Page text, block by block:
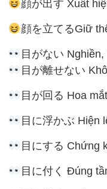
顔が出す Xuất
顔を立てるGiữ
目がない
目が離せない
目が回る Hoa
目に浮かぶ Hiện
目にする Chứng
目に付く Đúng